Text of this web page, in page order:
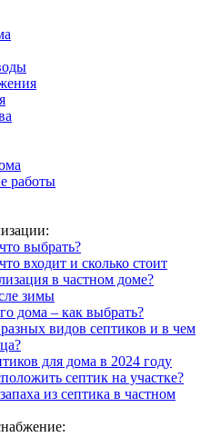
работы
выбрать?
входит и сколько стоит
в частном доме?
зимы
дома – как выбрать?
видов септиков и в чем
для дома в 2024 году
септик на участке?
из септика в частном